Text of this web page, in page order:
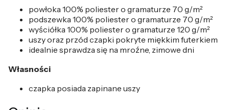
powłoka 100% poliester o gramaturze 70 g/m²
podszewka 100% poliester o gramaturze 70 g/m²
wyściółka 100% poliester o gramaturze 120 g/m²
uszy oraz przód czapki pokryte miękkim futerkiem
idealnie sprawdza się na mroźne, zimowe dni
Własności
czapka posiada zapinane uszy